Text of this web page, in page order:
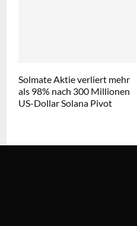
Solmate Aktie verliert mehr
als 98% nach 300 Millionen
US-Dollar Solana Pivot